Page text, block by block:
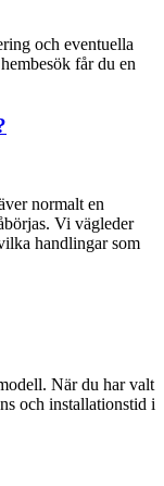
och eventuella
får du en
normalt en
Vi vägleder
handlingar som
När du har valt
och installationstid i